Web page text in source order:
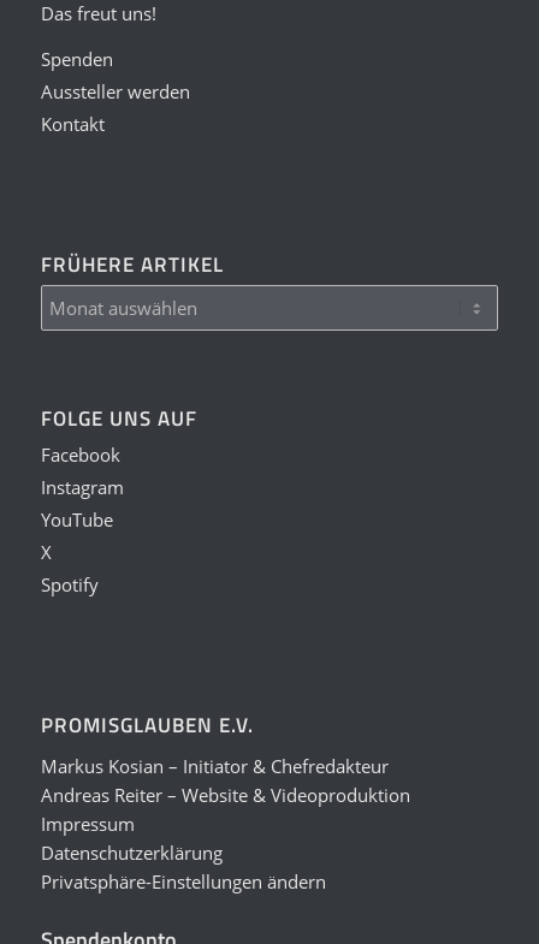
Das freut uns!
Spenden
Aussteller werden
Kontakt
FRÜHERE ARTIKEL
FOLGE UNS AUF
Facebook
Instagram
YouTube
X
Spotify
PROMISGLAUBEN E.V.
Markus Kosian – Initiator & Chefredakteur
Andreas Reiter – Website & Videoproduktion
Impressum
Datenschutzerklärung
Privatsphäre-Einstellungen ändern